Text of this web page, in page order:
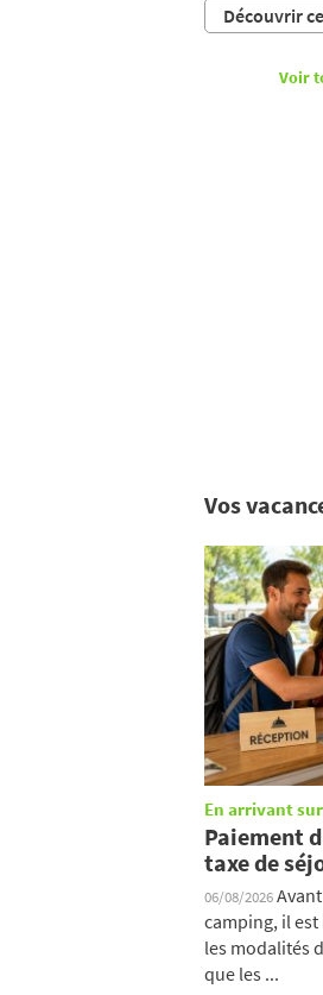
Découvrir
Voir
Vos
En arrivant
Paiement
taxe de
06/08/2026
camping, il
les modalités
que les ...